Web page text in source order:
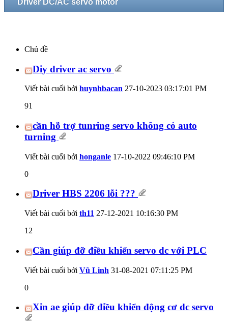
Chủ đề
Diy driver ac servo
Viết bài cuối bởi huynhbacan 27-10-2023 03:17:01 PM
91
cần hỗ trợ tunring servo không có auto
turning
Viết bài cuối bởi honganle 17-10-2022 09:46:10 PM
0
Driver HBS 2206 lỗi ???
Viết bài cuối bởi th11 27-12-2021 10:16:30 PM
12
Cần giúp đỡ điều khiển servo dc với PLC
Viết bài cuối bởi Vũ Linh 31-08-2021 07:11:25 PM
0
Xin ae giúp đỡ điều khiển động cơ dc servo